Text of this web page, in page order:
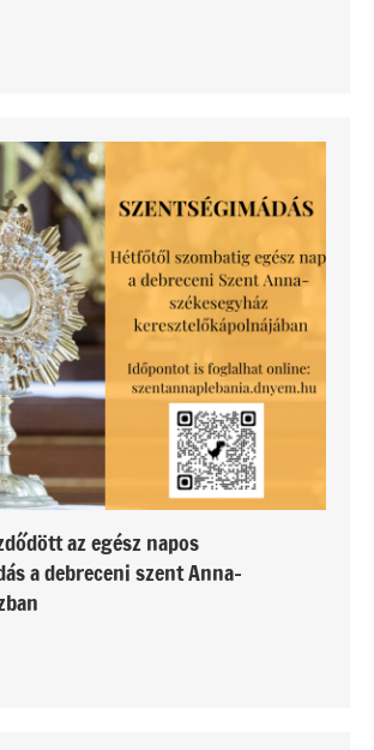
az egész napos
a debreceni szent Anna-